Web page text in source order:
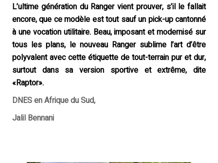
L’ultime génération du Ranger vient prouver, s’il le fallait
encore, que ce modèle est tout sauf un pick-up cantonné
à une vocation utilitaire. Beau, imposant et modernisé sur
tous les plans, le nouveau Ranger sublime l’art d’être
polyvalent avec cette étiquette de tout-terrain pur et dur,
surtout dans sa version sportive et extrême, dite
«Raptor».
DNES en Afrique du Sud,
Jalil Bennani